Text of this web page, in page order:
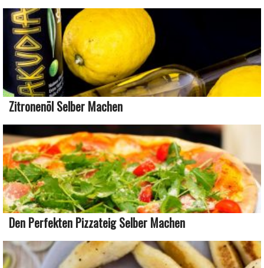
Zitronenöl Selber Machen
Den Perfekten Pizzateig Selber Machen